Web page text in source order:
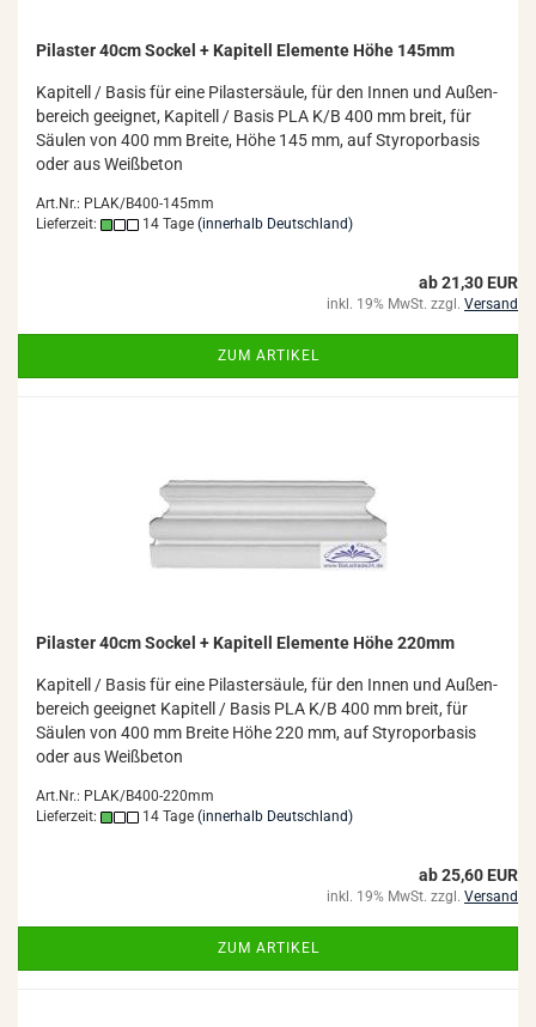
Pi­las­ter 40cm So­ckel + Ka­pi­tell Ele­men­te Höhe 145mm
Ka­pi­tell / Basis für eine Pi­las­ter­säu­le, für den Innen und Au­ßen­
be­reich ge­eig­net, Ka­pi­tell / Basis PLA K/B 400 mm breit, für
Säu­len von 400 mm Brei­te, Höhe 145 mm, auf Sty­ro­por­ba­sis
oder aus Weiß­be­ton
Art.Nr.: PLAK/B400-145mm
Lieferzeit:
14 Tage (innerhalb Deutschland)
ab 21,30 EUR
inkl. 19% MwSt. zzgl. Versand
ZUM ARTIKEL
Pi­las­ter 40cm So­ckel + Ka­pi­tell Ele­men­te Höhe 220mm
Ka­pi­tell / Basis für eine Pi­las­ter­säu­le, für den Innen und Au­ßen­
be­reich ge­eig­net Ka­pi­tell / Basis PLA K/B 400 mm breit, für
Säu­len von 400 mm Brei­te Höhe 220 mm, auf Sty­ro­por­ba­sis
oder aus Weiß­be­ton
Art.Nr.: PLAK/B400-220mm
Lieferzeit:
14 Tage (innerhalb Deutschland)
ab 25,60 EUR
inkl. 19% MwSt. zzgl. Versand
ZUM ARTIKEL